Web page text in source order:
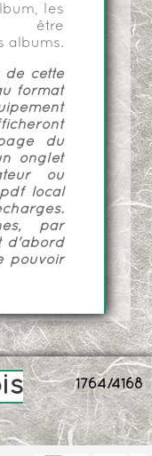
les
être
albums.
de cette
format
du
onglet
ou
local
par
d'abord
pouvoir
1764/4168